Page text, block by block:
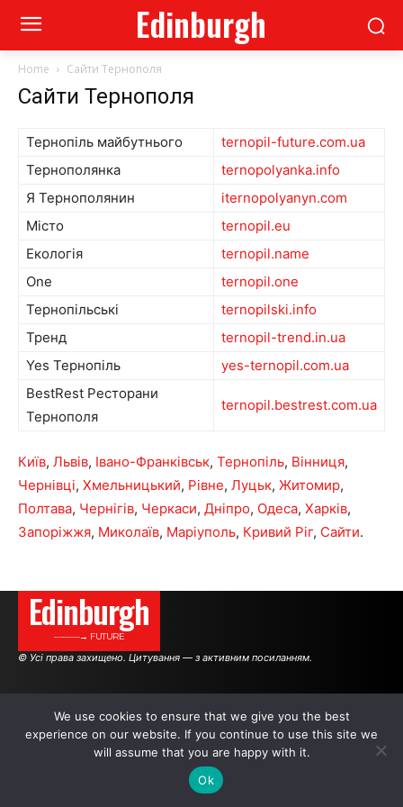
Edinburgh
Home Сайти Тернополя
Сайти Тернополя
Тернопіль майбутнього
ternopil-future.com.ua
Тернополянка
ternopolyanka.info
Я Тернополянин
iternopolyanyn.com
Місто
ternopil.eu
Екологія
ternopil.name
One
ternopil.one
Тернопільські
ternopilski.info
Тренд
ternopil-trend.in.ua
Yes Тернопіль
yes-ternopil.com.ua
BestRest Ресторани
Тернополя
ternopil.bestrest.com.ua
Київ, Львів, Івано-Франківськ, Тернопіль, Вінниця,
Чернівці, Хмельницький, Рівне, Луцьк, Житомир,
Полтава, Чернігів, Черкаси, Дніпро, Одеса, Харків,
Запоріжжя, Миколаїв, Маріуполь, Кривий Ріг, Сайти.
Edinburgh
———→ FUTURE
© Усі права захищено. Цитування — з активним посиланням.
АВТОРИ РЕКЛАМА НА САЙТІ
We use cookies to ensure that we give you the best
experience on our website. If you continue to use this site we
will assume that you are happy with it.
Ok